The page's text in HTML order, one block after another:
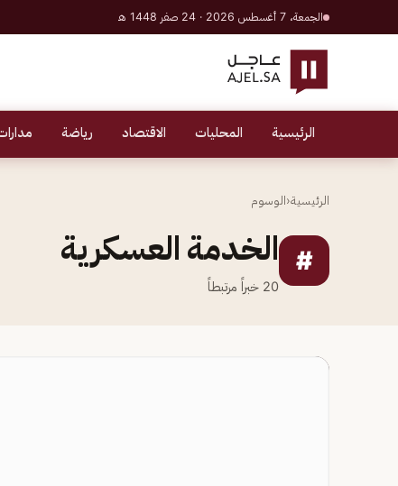
الجمعة، 7 أغسطس 2026 · 24 صفر 1448 هـ
الرئيسية المحليات الاقتصاد رياضة
الرئيسية‹الوسوم
# الخدمة العسكرية
20 خبراً مرتبطاً